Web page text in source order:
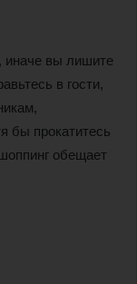
иначе вы лишите
в гости,
бы прокатитесь
обещает